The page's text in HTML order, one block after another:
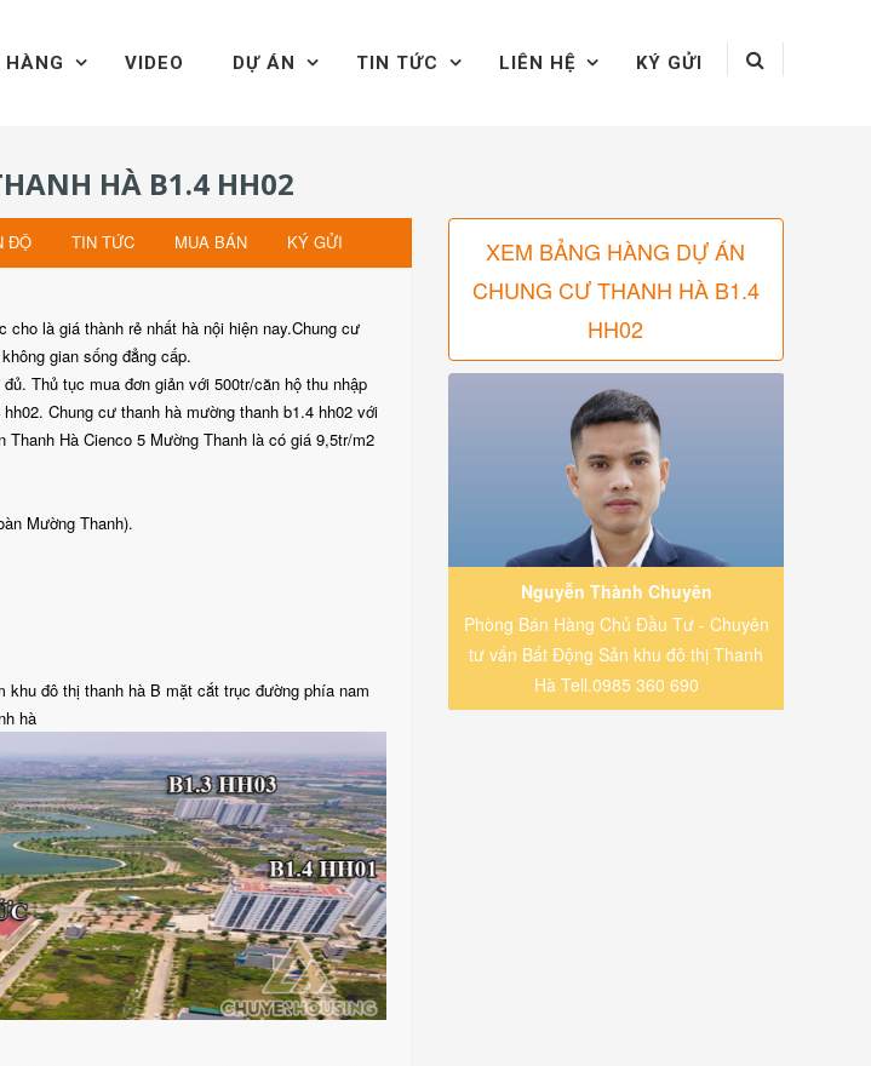
HÀNG VIDEO DỰ ÁN TIN TỨC LIÊN HỆ KÝ GỬI
HÀ B1.4 HH02
ĐỘ TIN TỨC MUA BÁN KÝ GỬI
là giá thành rẻ nhất hà nội hiện nay.Chung cư
gian sống đẳng cấp.
Thủ tục mua đơn giản với 500tr/căn hộ thu nhập
Chung cư thanh hà mường thanh b1.4 hh02 với
Hà Cienco 5 Mường Thanh là có giá 9,5tr/m2
Mường Thanh).
đô thị thanh hà B mặt cắt trục đường phía nam
hà
XEM BẢNG HÀNG DỰ ÁN
CHUNG CƯ THANH HÀ B1.4
HH02
Nguyễn Thành Chuyên
Phòng Bán Hàng Chủ Đầu Tư - Chuyên
tư vấn Bất Động Sản khu đô thị Thanh
Hà Tell.0985 360 690